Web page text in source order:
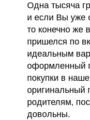
Одна тысяча
и если Вы уже
то конечно же
пришелся по
идеальным
оформленный
покупки в
оригинальный
родителям,
довольны.